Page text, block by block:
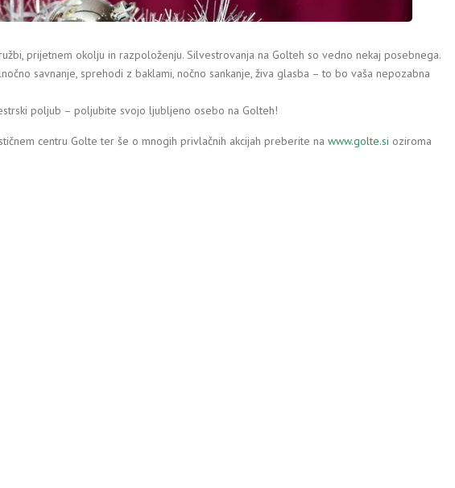
prijetnem okolju in razpoloženju. Silvestrovanja na Golteh so vedno nekaj posebnega.
savnanje, sprehodi z baklami, nočno sankanje, živa glasba – to bo vaša nepozabna
poljub – poljubite svojo ljubljeno osebo na Golteh!
centru Golte ter še o mnogih privlačnih akcijah preberite na www.golte.si oziroma